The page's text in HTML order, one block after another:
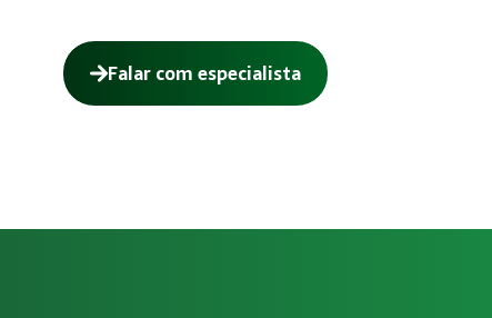
Falar com especialista
eSocial?